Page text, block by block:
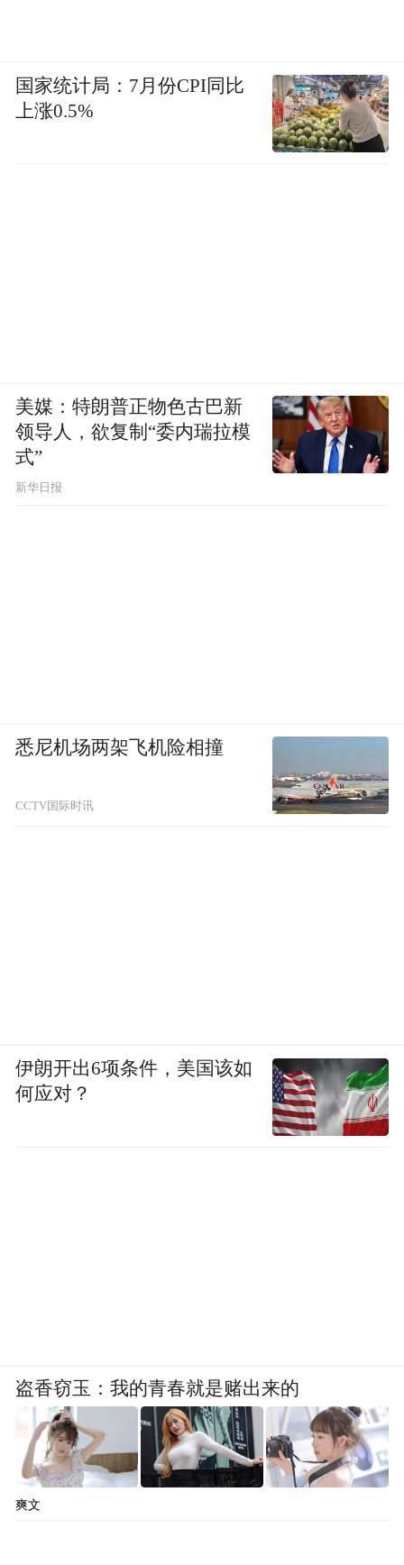
国家统计局：7月份CPI同比
上涨0.5%
美媒：特朗普正物色古巴新
领导人，欲复制“委内瑞拉模
式”
新华日报
悉尼机场两架飞机险相撞
CCTV国际时讯
伊朗开出6项条件，美国该如
何应对？
盗香窃玉：我的青春就是赌出来的
爽文